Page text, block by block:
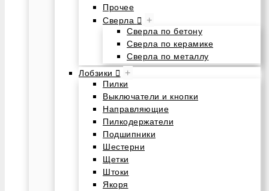
Прочее
Сверла
+
Сверла по бетону
Сверла по керамике
Сверла по металлу
Лобзики
+
Пилки
Выключатели и кнопки
Направляющие
Пилкодержатели
Подшипники
Шестерни
Щетки
Штоки
Якоря